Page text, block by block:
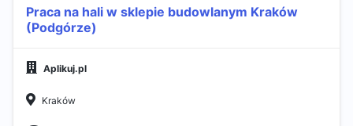
Praca na hali w sklepie budowlanym Kraków
(Podgórze)​
Aplikuj.pl
Kraków